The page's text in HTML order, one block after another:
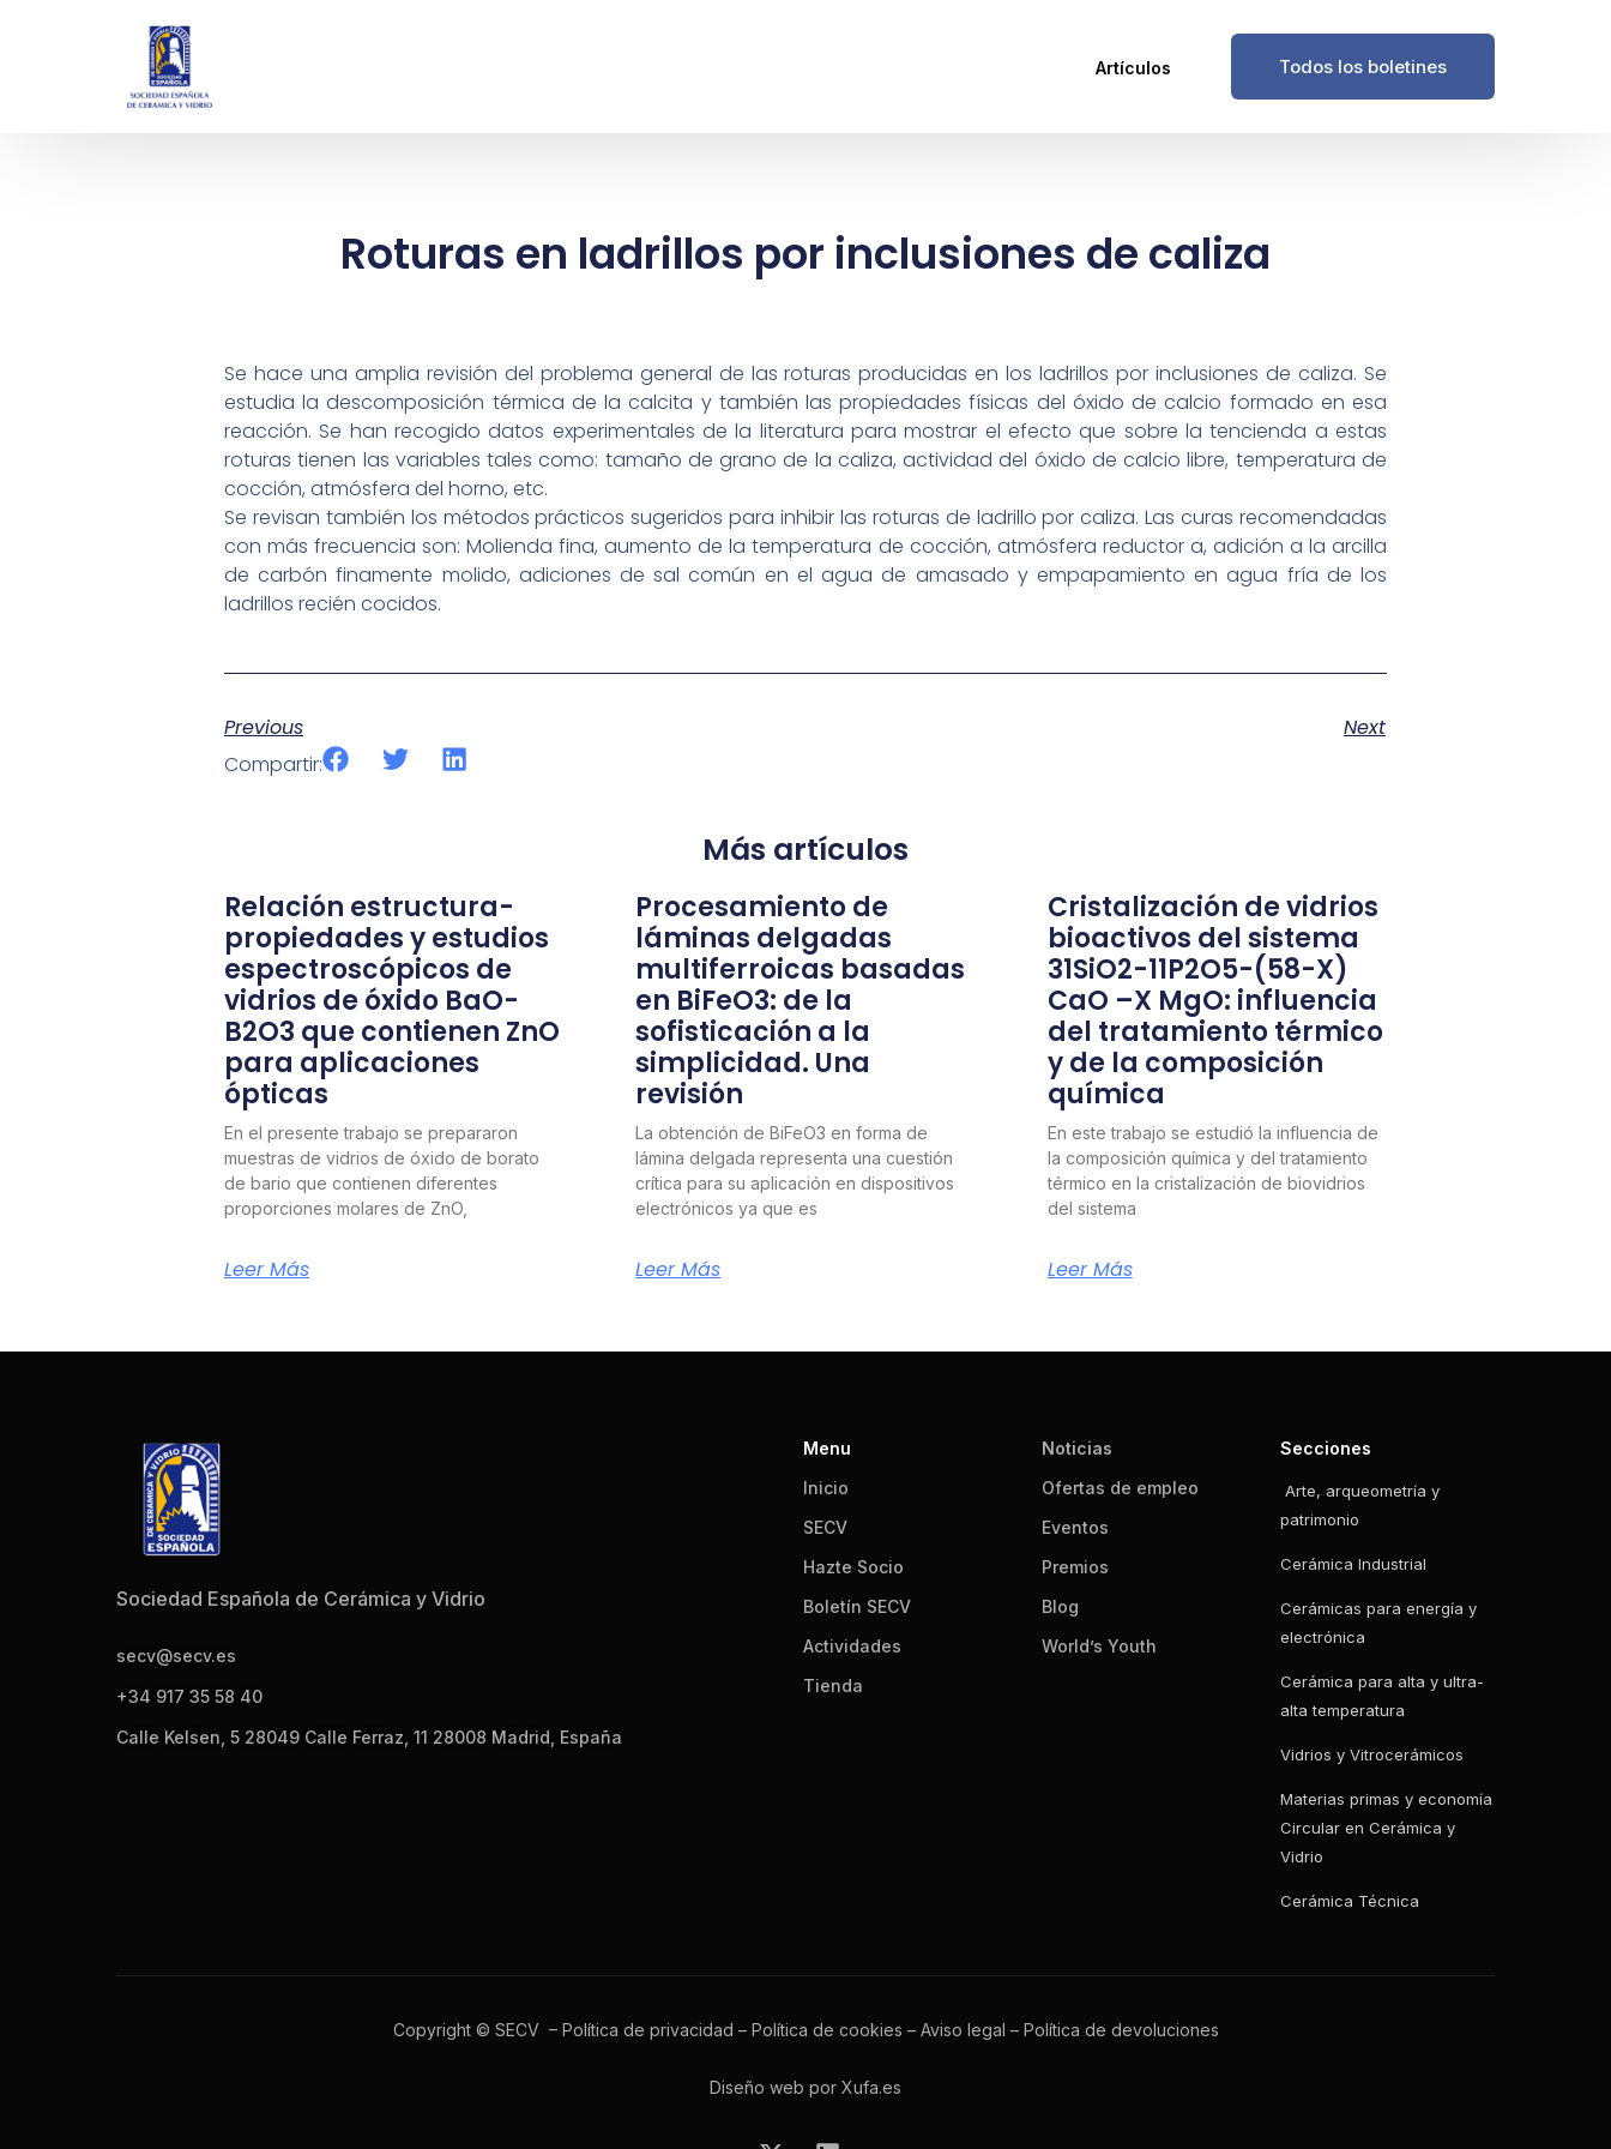
Artículos Todos los boletines
Roturas en ladrillos por inclusiones de caliza
Se hace una amplia revisión del problema general de las roturas producidas en los ladrillos por inclusiones de caliza. Se
estudia la descomposición térmica de la calcita y también las propiedades físicas del óxido de calcio formado en esa
reacción. Se han recogido datos experimentales de la literatura para mostrar el efecto que sobre la tencienda a estas
roturas tienen las variables tales como: tamaño de grano de la caliza, actividad del óxido de calcio libre, temperatura de
cocción, atmósfera del horno, etc.
Se revisan también los métodos prácticos sugeridos para inhibir las roturas de ladrillo por caliza. Las curas recomendadas
con más frecuencia son: Molienda fina, aumento de la temperatura de cocción, atmósfera reductor a, adición a la arcilla
de carbón finamente molido, adiciones de sal común en el agua de amasado y empapamiento en agua fría de los
ladrillos recién cocidos.
Previous
Next
Compartir:
Más artículos
Relación estructura-
propiedades y estudios
espectroscópicos de
vidrios de óxido BaO-
B2O3 que contienen ZnO
para aplicaciones
ópticas
En el presente trabajo se prepararon
muestras de vidrios de óxido de borato
de bario que contienen diferentes
proporciones molares de ZnO,
Leer Más
Procesamiento de
láminas delgadas
multiferroicas basadas
en BiFeO3: de la
sofisticación a la
simplicidad. Una
revisión
La obtención de BiFeO3 en forma de
lámina delgada representa una cuestión
crítica para su aplicación en dispositivos
electrónicos ya que es
Leer Más
Cristalización de vidrios
bioactivos del sistema
31SiO2-11P2O5-(58-X)
CaO –X MgO: influencia
del tratamiento térmico
y de la composición
química
En este trabajo se estudió la influencia de
la composición química y del tratamiento
térmico en la cristalización de biovidrios
del sistema
Leer Más
Sociedad Española de Cerámica y Vidrio
secv@secv.es
+34 917 35 58 40
Calle Kelsen, 5 28049 Calle Ferraz, 11 28008 Madrid, España
Menu
Inicio
SECV
Hazte Socio
Boletín SECV
Actividades
Tienda
Noticias
Ofertas de empleo
Eventos
Premios
Blog
World’s Youth
Secciones
Arte, arqueometría y
patrimonio
Cerámica Industrial
Cerámicas para energía y
electrónica
Cerámica para alta y ultra-
alta temperatura
Vidrios y Vitrocerámicos
Materias primas y economía
Circular en Cerámica y
Vidrio
Cerámica Técnica
Copyright © SECV – Política de privacidad – Política de cookies – Aviso legal – Política de devoluciones
Diseño web por Xufa.es